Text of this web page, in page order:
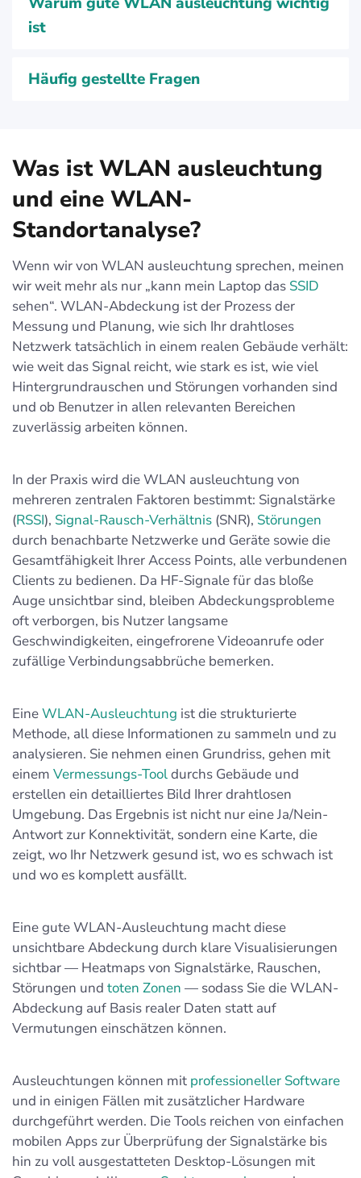
ist
Häufig gestellte Fragen
Was ist WLAN ausleuchtung
und eine WLAN-
Standortanalyse?
Wenn wir von WLAN ausleuchtung sprechen, meinen
wir weit mehr als nur „kann mein Laptop das SSID
sehen“. WLAN-Abdeckung ist der Prozess der
Messung und Planung, wie sich Ihr drahtloses
Netzwerk tatsächlich in einem realen Gebäude verhält:
wie weit das Signal reicht, wie stark es ist, wie viel
Hintergrundrauschen und Störungen vorhanden sind
und ob Benutzer in allen relevanten Bereichen
zuverlässig arbeiten können.
In der Praxis wird die WLAN ausleuchtung von
mehreren zentralen Faktoren bestimmt: Signalstärke
(RSSI), Signal-Rausch-Verhältnis (SNR), Störungen
durch benachbarte Netzwerke und Geräte sowie die
Gesamtfähigkeit Ihrer Access Points, alle verbundenen
Clients zu bedienen. Da HF-Signale für das bloße
Auge unsichtbar sind, bleiben Abdeckungsprobleme
oft verborgen, bis Nutzer langsame
Geschwindigkeiten, eingefrorene Videoanrufe oder
zufällige Verbindungsabbrüche bemerken.
EineWLAN-Ausleuchtung ist die strukturierte
Methode, all diese Informationen zu sammeln und zu
analysieren. Sie nehmen einen Grundriss, gehen mit
einem Vermessungs-Tooldurchs Gebäude und
erstellen ein detailliertes Bild Ihrer drahtlosen
Umgebung. Das Ergebnis ist nicht nur eine Ja/Nein-
Antwort zur Konnektivität, sondern eine Karte, die
zeigt, wo Ihr Netzwerk gesund ist, wo es schwach ist
und wo es komplett ausfällt.
Eine gute WLAN-Ausleuchtung macht diese
unsichtbare Abdeckung durch klare Visualisierungen
sichtbar — Heatmaps von Signalstärke, Rauschen,
Störungen und toten Zonen — sodass Sie die WLAN-
Abdeckung auf Basis realer Daten statt auf
Vermutungen einschätzen können.
Ausleuchtungen können mit professioneller Software
und in einigen Fällen mit zusätzlicher Hardware
durchgeführt werden. Die Tools reichen von einfachen
mobilen Apps zur Überprüfung der Signalstärke bis
hin zu voll ausgestatteten Desktop-Lösungen mit